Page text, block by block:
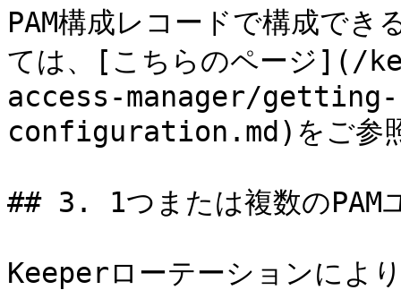
PAM構成レコードで構成で
ては、[こちらのページ
access-manager/
configuration.md)をご参
## 3. 1つまたは複数のPAM
Keeperローテーションによ